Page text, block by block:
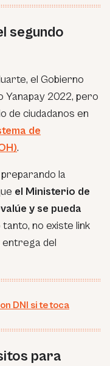
segundo
el Gobierno
Yanapay 2022, pero
de ciudadanos en
de
.
la
el Ministerio de
y se pueda
no existe link
entrega del
DNI si te toca
para